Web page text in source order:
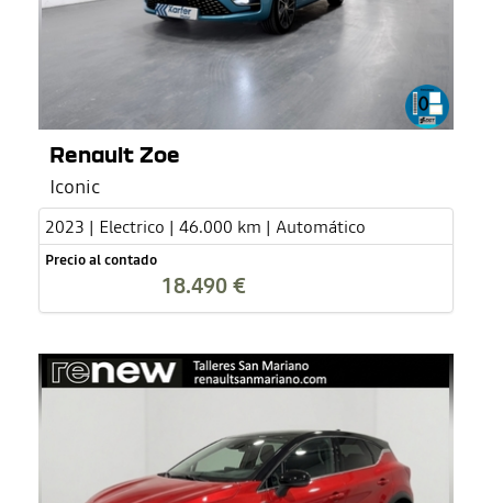
Renault Zoe
Iconic
2023 | Electrico | 46.000 km | Automático
Precio al contado
18.490 €